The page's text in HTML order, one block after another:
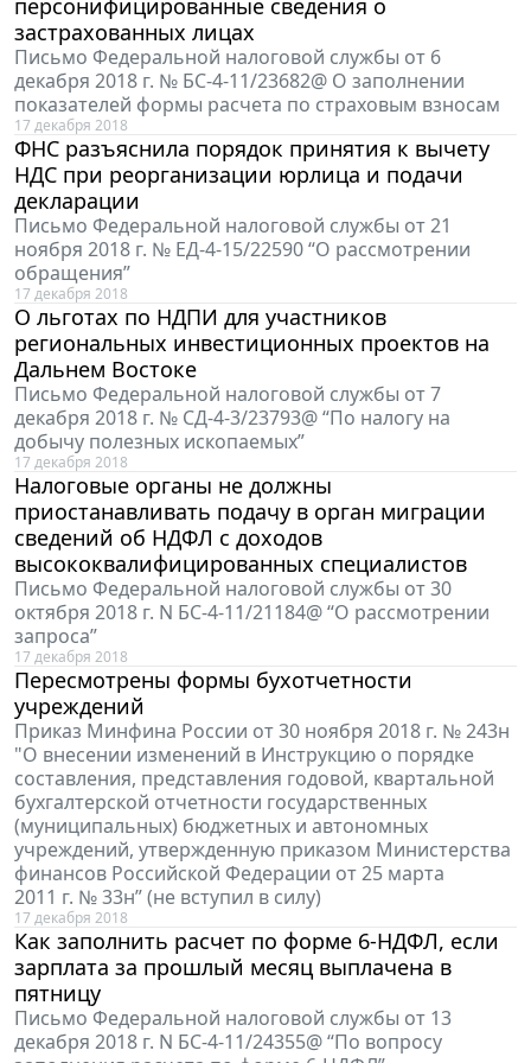
персонифицированные сведения о
застрахованных лицах
Письмо Федеральной налоговой службы от 6
декабря 2018 г. № БС-4-11/23682@ О заполнении
показателей формы расчета по страховым взносам
17 декабря 2018
ФНС разъяснила порядок принятия к вычету
НДС при реорганизации юрлица и подачи
декларации
Письмо Федеральной налоговой службы от 21
ноября 2018 г. № ЕД-4-15/22590 “О рассмотрении
обращения”
17 декабря 2018
О льготах по НДПИ для участников
региональных инвестиционных проектов на
Дальнем Востоке
Письмо Федеральной налоговой службы от 7
декабря 2018 г. № СД-4-3/23793@ “По налогу на
добычу полезных ископаемых”
17 декабря 2018
Налоговые органы не должны
приостанавливать подачу в орган миграции
сведений об НДФЛ с доходов
высококвалифицированных специалистов
Письмо Федеральной налоговой службы от 30
октября 2018 г. N БС-4-11/21184@ “О рассмотрении
запроса”
17 декабря 2018
Пересмотрены формы бухотчетности
учреждений
Приказ Минфина России от 30 ноября 2018 г. № 243н
"О внесении изменений в Инструкцию о порядке
составления, представления годовой, квартальной
бухгалтерской отчетности государственных
(муниципальных) бюджетных и автономных
учреждений, утвержденную приказом Министерства
финансов Российской Федерации от 25 марта
2011 г. № 33н” (не вступил в силу)
17 декабря 2018
Как заполнить расчет по форме 6-НДФЛ, если
зарплата за прошлый месяц выплачена в
пятницу
Письмо Федеральной налоговой службы от 13
декабря 2018 г. N БС-4-11/24355@ “По вопросу